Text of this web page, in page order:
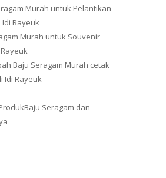
Murah untuk Pelantikan
Rayeuk
Murah untuk Souvenir
Baju Seragam Murah cetak
Idi Rayeuk
Seragam dan